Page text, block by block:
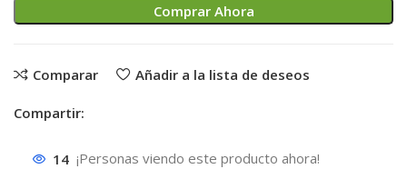
Comprar Ahora
Comparar Añadir a la lista de deseos
Compartir:
14 ¡Personas viendo este producto ahora!